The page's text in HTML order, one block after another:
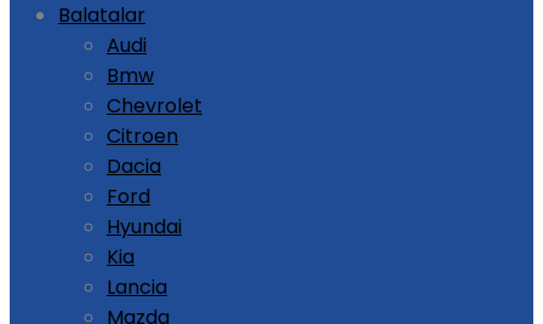
Balatalar
Audi
Bmw
Chevrolet
Citroen
Dacia
Ford
Hyundai
Kia
Lancia
Mazda